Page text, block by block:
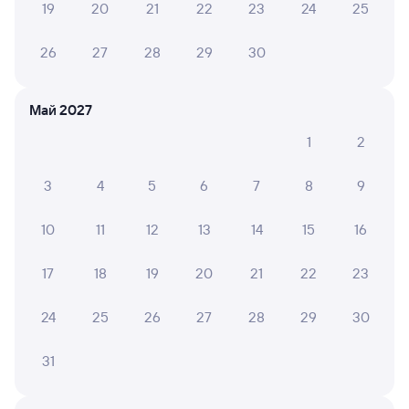
Онлайн-возврат билетов без очереди в кассу
Выбор любимых мест на схемах вагонов
покупке
СМС-сопровождение до посадки в поезд
Частые вопросы
Что нужно, чтобы сесть в поезд?
на другой поезд?
Как вернуть билет?
19 20 21 22 23 24 25
26 27 28 29 30
Май 2027
1
2
3 4 5 6 7 8 9
10 11 12 13 14 15 16
17 18 19 20 21 22 23
24 25 26 27 28 29 30
31